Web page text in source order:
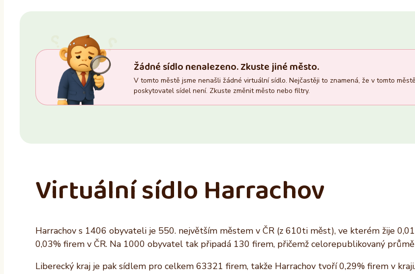
Trvalý pobyt
Ano
Ne
Ano
Ne
Ano
Ne
Žádné sídlo nenalezeno. Zkuste jiné město.
V tomto městě jsme nenašli žádné virtuální sídlo. Nejčastěji to znamená, že v tomto
poskytovatel sídel není. Zkuste změnit město nebo filtry.
Virtuální sídlo Harrachov
Harrachov s 1406 obyvateli je 550. největším městem v ČR (z 610ti měst), ve kterém žije
0,03% firem v ČR. Na 1000 obyvatel tak připadá 130 firem, přičemž celorepublikovaný
Liberecký kraj je pak sídlem pro celkem 63321 firem, takže Harrachov tvoří 0,29% firem v kraji.